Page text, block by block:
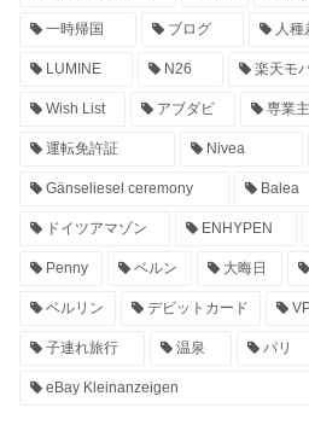
一時帰国 ブログ 人種
LUMINE N26 楽天モ
Wish List アブダビ 専業
運転免許証 Nivea
Gänseliesel ceremony Balea
ドイツアマゾン ENHYPEN
Penny ベルン 大晦日
ベルリン デビットカード
子連れ旅行 温泉 パリ
eBay Kleinanzeigen